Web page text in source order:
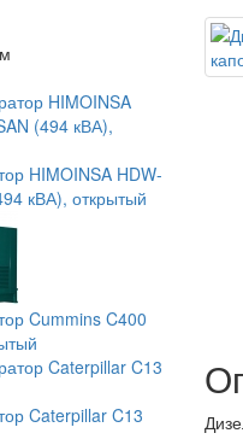
HIMOINSA HDW-
кВА), открытый
Cummins C400
Caterpillar C13